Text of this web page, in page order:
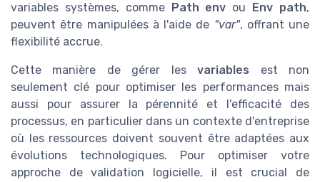
variables systèmes, comme
Path env ou Env path,
peuvent être manipulées à l'aide de "var", offrant une
flexibilité accrue.
Cette manière de gérer lesvariables est non
seulement clé pour optimiser les performances mais
aussi pour assurer la pérennité et l'efficacité des
processus, en particulier dans un contexte d'entreprise
où les ressources doivent souvent être adaptées aux
évolutions technologiques. Pour optimiser votre
approche de validation logicielle, il est crucial de